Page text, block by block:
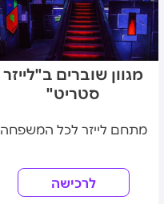
מגוון שוברים ב"לייזר
סטריט"
מתחם לייזר לכל המשפחה
לרכישה